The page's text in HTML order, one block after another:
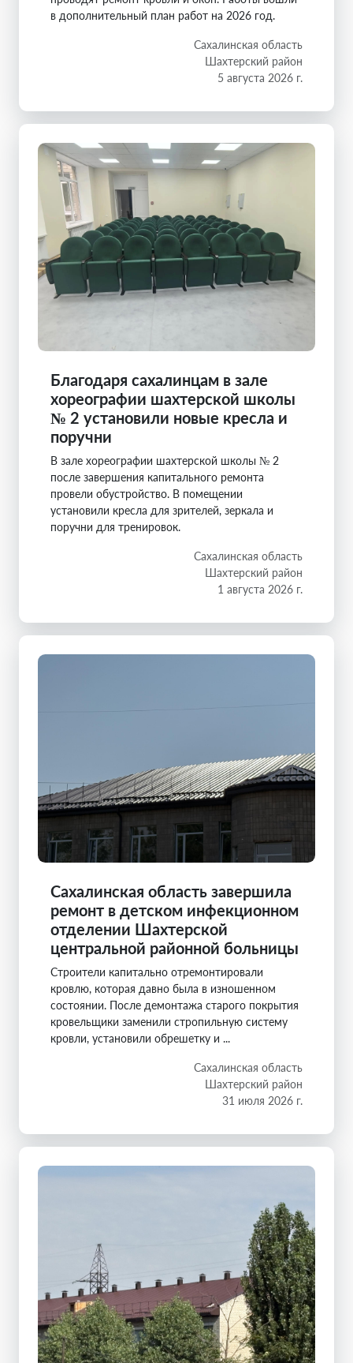
в дополнительный план работ на 2026 год.
Сахалинская область
Шахтерский район
5 августа 2026 г.
Благодаря сахалинцам в зале
хореографии шахтерской школы
№ 2 установили новые кресла и
поручни
В зале хореографии шахтерской школы № 2
после завершения капитального ремонта
провели обустройство. В помещении
установили кресла для зрителей, зеркала и
поручни для тренировок.
Сахалинская область
Шахтерский район
1 августа 2026 г.
Сахалинская область завершила
ремонт в детском инфекционном
отделении Шахтерской
центральной районной больницы
Строители капитально отремонтировали
кровлю, которая давно была в изношенном
состоянии. После демонтажа старого покрытия
кровельщики заменили стропильную систему
кровли, установили обрешетку и ...
Сахалинская область
Шахтерский район
31 июля 2026 г.